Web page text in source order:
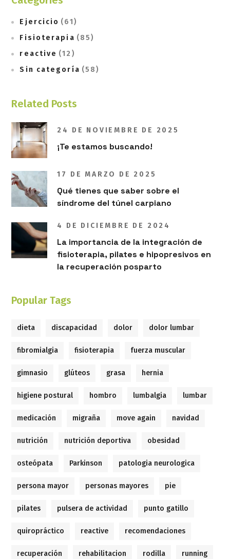
Ejercicio (61)
Fisioterapia (85)
reactive (12)
Sin categoría (58)
Related Posts
24 DE NOVIEMBRE DE 2025
¡Te estamos buscando!
17 DE MARZO DE 2025
Qué tienes que saber sobre el
síndrome del túnel carpiano
4 DE DICIEMBRE DE 2024
La importancia de la integración de
fisioterapia, pilates e hipopresivos en
la recuperación posparto
Popular Tags
dieta discapacidad dolor dolor lumbar
fibromialgia fisioterapia fuerza muscular
gimnasio glúteos grasa hernia
higiene postural hombro lumbalgia lumbar
medicación migraña move again navidad
nutrición nutrición deportiva obesidad
osteópata Parkinson patologia neurologica
persona mayor personas mayores pie
pilates pulsera de actividad punto gatillo
quiropráctico reactive recomendaciones
recuperación rehabilitacion rodilla running